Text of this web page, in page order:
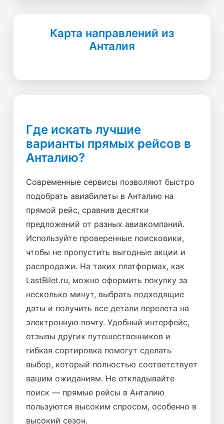
Карта направлений из
Анталия
Где искать лучшие
варианты прямых рейсов в
Анталию?
Современные сервисы позволяют быстро
подобрать авиабилеты в Анталию на
прямой рейс, сравнив десятки
предложений от разных авиакомпаний.
Используйте проверенные поисковики,
чтобы не пропустить выгодные акции и
распродажи. На таких платформах, как
LastBilet.ru, можно оформить покупку за
несколько минут, выбрать подходящие
даты и получить все детали перелета на
электронную почту. Удобный интерфейс,
отзывы других путешественников и
гибкая сортировка помогут сделать
выбор, который полностью соответствует
вашим ожиданиям. Не откладывайте
поиск — прямые рейсы в Анталию
пользуются высоким спросом, особенно в
высокий сезон.